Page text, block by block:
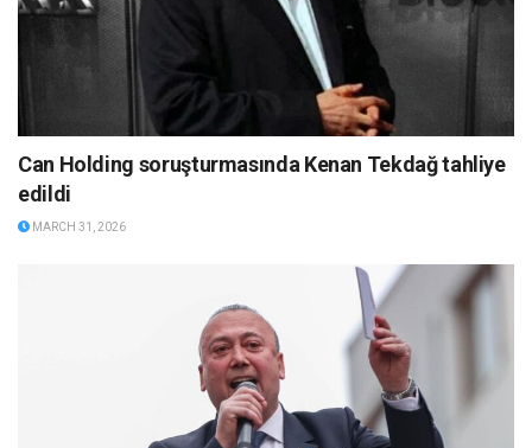
Can Holding soruşturmasında Kenan Tekdağ tahliye
edildi
MARCH 31, 2026